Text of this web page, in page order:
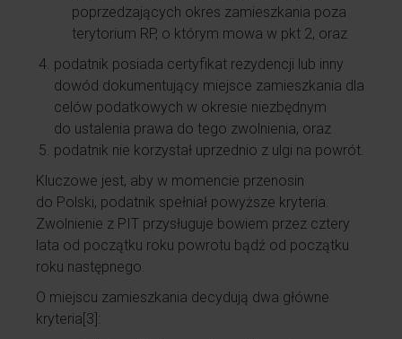
poprzedzających okres zamieszkania poza
terytorium RP, o którym mowa w pkt 2, oraz
podatnik posiada certyfikat rezydencji lub inny
dowód dokumentujący miejsce zamieszkania dla
celów podatkowych w okresie niezbędnym
do ustalenia prawa do tego zwolnienia, oraz
podatnik nie korzystał uprzednio z ulgi na powrót.
Kluczowe jest, aby w momencie przenosin
do Polski, podatnik spełniał powyższe kryteria.
Zwolnienie z PIT przysługuje bowiem przez cztery
lata od początku roku powrotu bądź od początku
roku następnego.
O miejscu zamieszkania decydują dwa główne
kryteria[3]: